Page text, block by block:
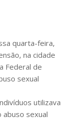
quarta-feira,
na cidade
Federal de
sexual
utilizava
sexual